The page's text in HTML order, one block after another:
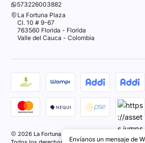
573226003882
La Fortuna Plaza
Cl. 10 # 9-67
763560 Florida - Florida
Valle del Cauca - Colombia
2026 La Fortuna Plaza.
Envíanos un mensaje de